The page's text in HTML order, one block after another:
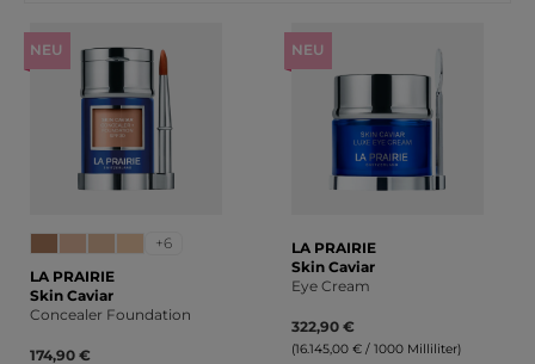
NEU
+6
LA PRAIRIE
Skin Caviar
Concealer Foundation
174,90 €
NEU
LA PRAIRIE
Skin Caviar
Eye Cream
322,90 €
(16.145,00 € / 1000 Milliliter)